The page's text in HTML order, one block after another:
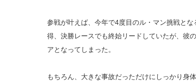
参戦が叶えば、今年で4度目のル・マン挑戦と
得、決勝レースでも終始リードしていたが、彼
アとなってしまった。
もちろん、大きな事故だっただけにしっかり身